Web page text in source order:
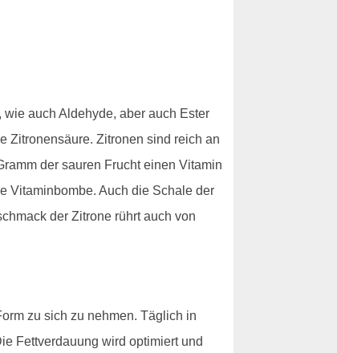
auch Aldehyde, aber auch Ester
Zitronensäure. Zitronen sind reich an
der sauren Frucht einen Vitamin
Vitaminbombe. Auch die Schale der
der Zitrone rührt auch von
zu sich zu nehmen. Täglich in
Fettverdauung wird optimiert und